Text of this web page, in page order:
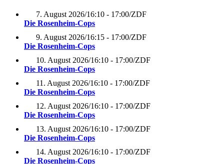
7. August 2026/16:10 - 17:00/ZDF
Die Rosenheim-Cops
9. August 2026/16:15 - 17:00/ZDF
Die Rosenheim-Cops
10. August 2026/16:10 - 17:00/ZDF
Die Rosenheim-Cops
11. August 2026/16:10 - 17:00/ZDF
Die Rosenheim-Cops
12. August 2026/16:10 - 17:00/ZDF
Die Rosenheim-Cops
13. August 2026/16:10 - 17:00/ZDF
Die Rosenheim-Cops
14. August 2026/16:10 - 17:00/ZDF
Die Rosenheim-Cops